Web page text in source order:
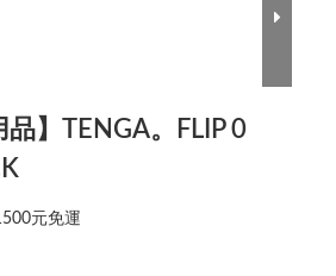
品】TENGA。FLIP 0
元免運